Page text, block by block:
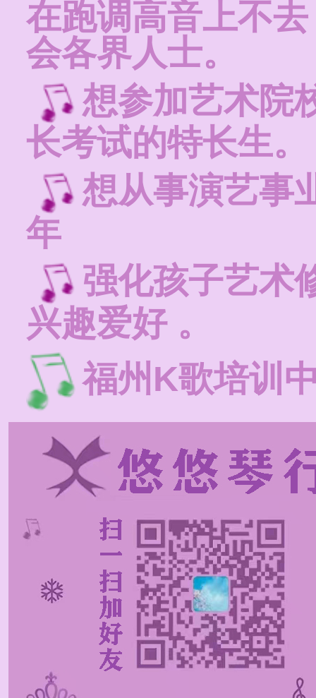
在跑调高音上不
会各界人士。
想参加艺术院
长考试的特长生。
想从事演艺事
年
强化孩子艺术
兴趣爱好 。
福州K歌培训